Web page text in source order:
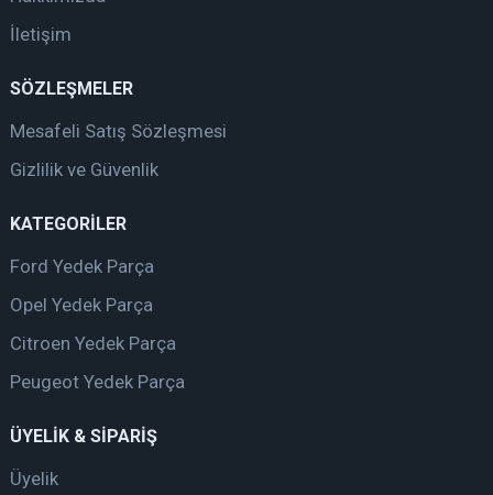
İletişim
SÖZLEŞMELER
Mesafeli Satış Sözleşmesi
Gizlilik ve Güvenlik
KATEGORİLER
Ford Yedek Parça
Opel Yedek Parça
Citroen Yedek Parça
Peugeot Yedek Parça
ÜYELİK & SİPARİŞ
Üyelik